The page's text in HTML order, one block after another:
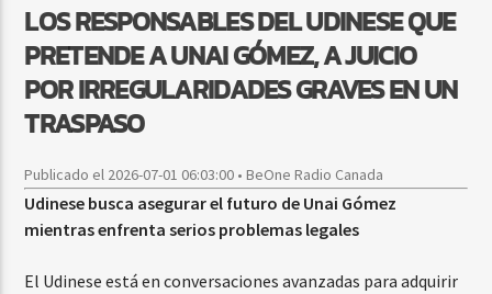
LOS RESPONSABLES DEL UDINESE QUE
PRETENDE A UNAI GÓMEZ, A JUICIO
POR IRREGULARIDADES GRAVES EN UN
TRASPASO
Publicado el 2026-07-01 06:03:00 • BeOne Radio Canada
Udinese busca asegurar el futuro de Unai Gómez
mientras enfrenta serios problemas legales
El Udinese está en conversaciones avanzadas para adquirir